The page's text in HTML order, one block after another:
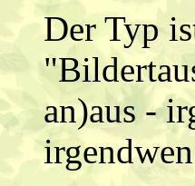
Der Typ
an)aus -